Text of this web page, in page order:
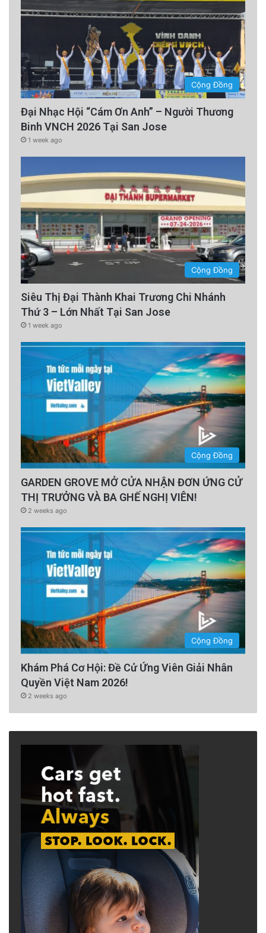
Cộng Đồng
Đại Nhạc Hội “Cám Ơn Anh” – Người Thương
Binh VNCH 2026 Tại San Jose
1 week ago
Cộng Đồng
Siêu Thị Đại Thành Khai Trương Chi Nhánh
Thứ 3 – Lớn Nhất Tại San Jose
1 week ago
Cộng Đồng
GARDEN GROVE MỞ CỬA NHẬN ĐƠN ỨNG CỬ
THỊ TRƯỞNG VÀ BA GHẾ NGHỊ VIÊN!
2 weeks ago
Cộng Đồng
Khám Phá Cơ Hội: Đề Cử Ứng Viên Giải Nhân
Quyền Việt Nam 2026!
2 weeks ago